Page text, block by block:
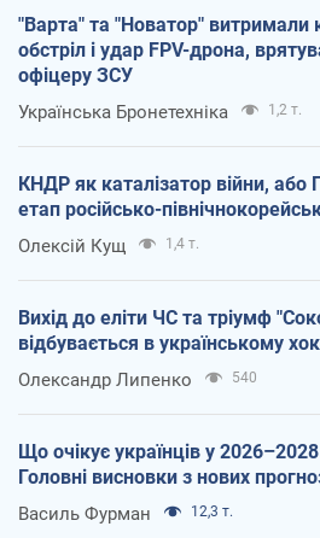
"Варта" та "Новатор" витримали
обстріл і удар FPV-дрона,
офіцеру ЗСУ
Українська Бронетехніка 1,2 т.
КНДР як каталізатор війни, або
етап російсько-
Олексій Кущ 1,4 т.
Вихід до еліти ЧС та тріумф
відбувається в українському
Олександр Липенко 540
Що очікує українців у
Головні висновки з нових
Василь Фурман 12,3 т.